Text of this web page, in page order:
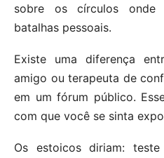
sobre os círculos onde
batalhas pessoais.
Existe uma diferença
amigo ou terapeuta de
em um fórum público.
com que você se sinta
Os estoicos diriam: